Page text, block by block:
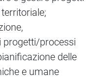
progetti/processi
delle
e umane